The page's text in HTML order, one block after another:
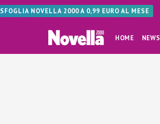
SFOGLIA NOVELLA 2000 A 0,99 EURO AL MESE
HOME NEWS